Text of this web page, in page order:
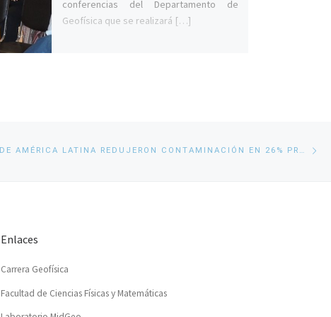
conferencias del Departamento de
Geofísica que se realizará […]
CIUDADES DE AMÉRICA LATINA REDUJERON CONTAMINACIÓN EN 26% PROMEDIO DURANTE LA PANDEMIA DE COVID 19
Enlaces
Carrera Geofísica
Facultad de Ciencias Físicas y Matemáticas